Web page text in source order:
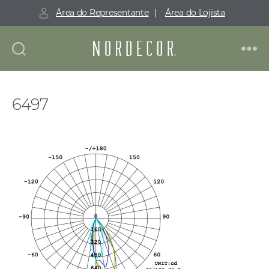
Área do Representante | Área do Lojista
Nordecor
6497